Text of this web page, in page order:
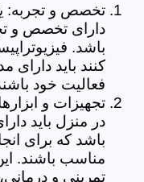
تخصص و تجربه:
دارای تخصص و
باشد.
کنند باید دارای
فعالیت خود
تجهیزات و
در منزل باید
باشد که برای
مناسب باشند.
تمرینی و